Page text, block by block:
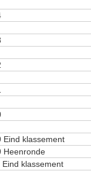
Eind klassement
Heenronde
klassement